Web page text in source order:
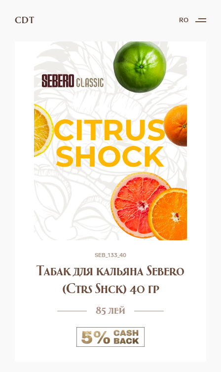
CDT RO
SEB_133_40
Табак для кальяна Sebero
(Ctrs Shck) 40 гр
85 лей